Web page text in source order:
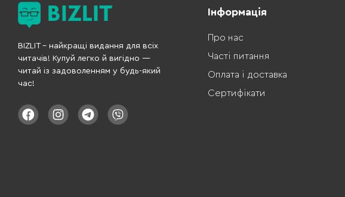
BIZLIT – найкращі видання для всіх
читачів! Купуй легко й вигідно —
читай із задоволенням у будь-який
час!
Інформація
Про нас
Часті питання
Оплата і доставка
Сертифікати